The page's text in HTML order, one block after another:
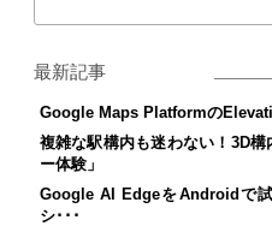
最新記事
Google Maps Platformの
複雑な駅構内も迷わない！3D
ー体験」
Google AI EdgeをAndroidで
シ･･･